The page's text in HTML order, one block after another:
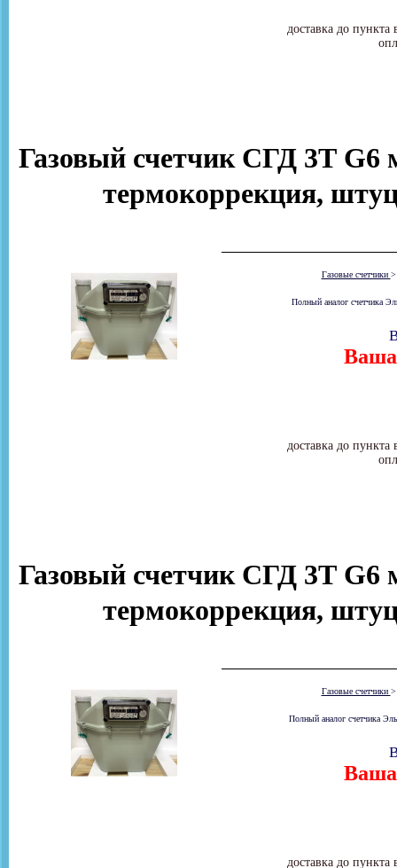
доставка до
Газовый счетчик СГД 3Т G6
термокоррекция,
Газовые счетчики
Полный аналог счетчика
Ваша
доставка до
Газовый счетчик СГД 3Т G6
термокоррекция,
Газовые счетчики
Полный аналог счетчика
Ваша
доставка до